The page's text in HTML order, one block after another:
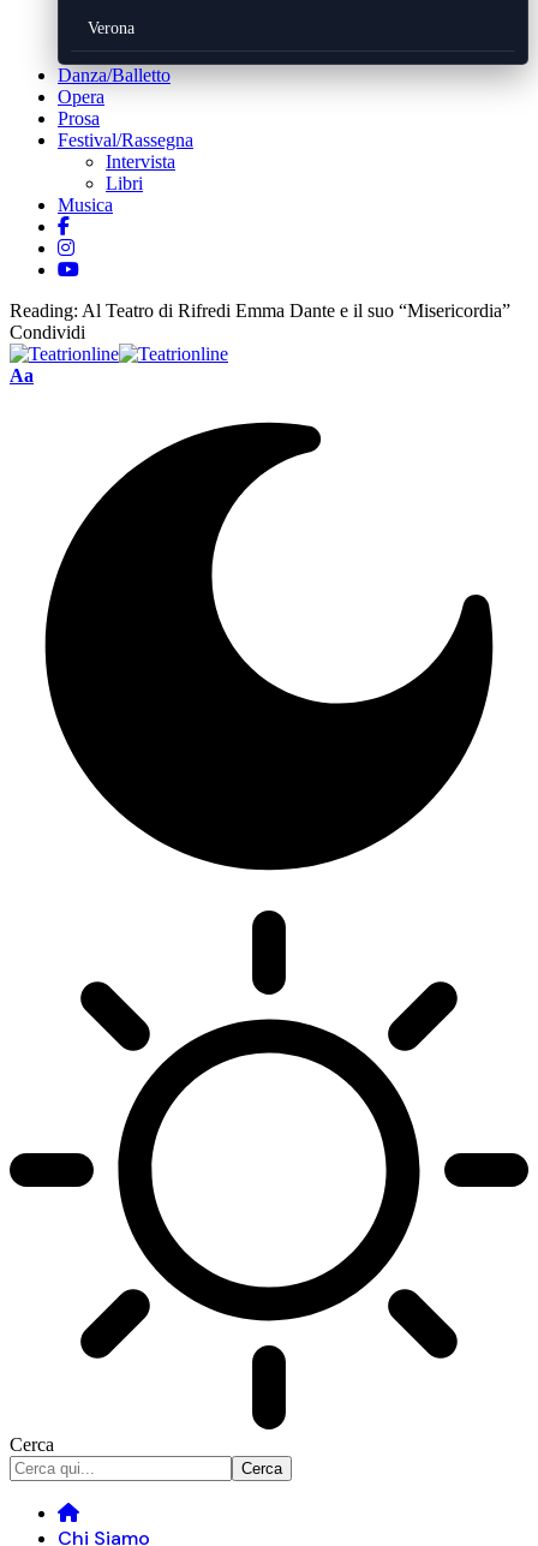
Verona
Danza/Balletto
Opera
Prosa
Festival/Rassegna
Intervista
Libri
Musica
Reading: Al Teatro di Rifredi Emma Dante e il suo “Misericordia”
Condividi
Font
Aa
Cerca
Chi Siamo